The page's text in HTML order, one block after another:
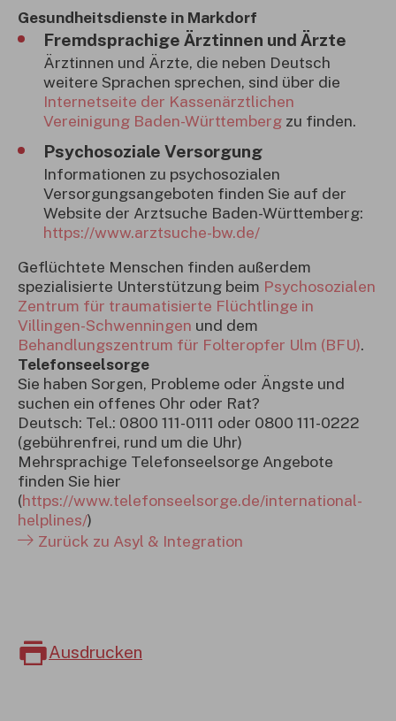
Gesundheitsdienste in Markdorf
Fremdsprachige Ärztinnen und Ärzte
Ärztinnen und Ärzte, die neben Deutsch
weitere Sprachen sprechen, sind über die
Internetseite der Kassenärztlichen
Vereinigung Baden-Württemberg zu finden.
Psychosoziale Versorgung
Informationen zu psychosozialen
Versorgungsangeboten finden Sie auf der
Website der Arztsuche Baden-Württemberg:
https://www.arztsuche-bw.de/
Geflüchtete Menschen finden außerdem
spezialisierte Unterstützung beim Psychosozialen
Zentrum für traumatisierte Flüchtlinge in
Villingen-Schwenningen und dem
Behandlungszentrum für Folteropfer Ulm (BFU).
Telefonseelsorge
Sie haben Sorgen, Probleme oder Ängste und
suchen ein offenes Ohr oder Rat?
Deutsch: Tel.: 0800 111-0111 oder 0800 111-0222
(gebührenfrei, rund um die Uhr)
Mehrsprachige Telefonseelsorge Angebote
finden Sie hier
(https://www.telefonseelsorge.de/international-
helplines/)
Zurück zu Asyl & Integration
Ausdrucken